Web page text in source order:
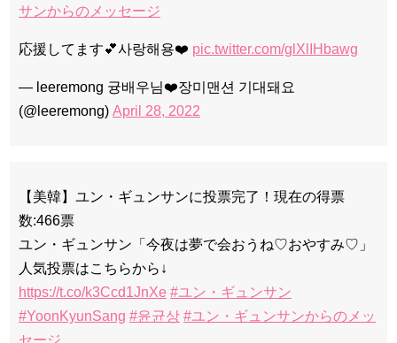
サンからのメッセージ
応援してます💕사랑해용❤️ pic.twitter.com/glXlIHbawg
— leeremong 귱배우님❤️장미맨션 기대돼요
(@leeremong) April 28, 2022
【美韓】ユン・ギュンサンに投票完了！現在の得票
数:466票
ユン・ギュンサン「今夜は夢で会おうね♡おやすみ♡」
人気投票はこちらから↓
https://t.co/k3Ccd1JnXe #ユン・ギュンサン
#YoonKyunSang #윤균상 #ユン・ギュンサンからのメッ